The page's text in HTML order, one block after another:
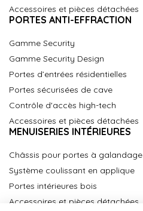
Accessoires et pièces détachées
PORTES ANTI-EFFRACTION
Gamme Security
Gamme Security Design
Portes d’entrées résidentielles
Portes sécurisées de cave
Contrôle d'accès high-tech
Accessoires et pièces détachées
MENUISERIES INTÉRIEURES
Châssis pour portes à galandage
Système coulissant en applique
Portes intérieures bois
Accessoires et pièces détachées